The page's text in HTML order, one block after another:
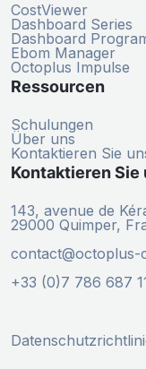
CostViewer
Dashboard Series
Dashboard
Ebom Manager
Octoplus Impulse
Ressourcen
Schulungen
Über uns
Kontaktieren Sie
Kontaktieren Sie
143, avenue de
29000 Quimper,
contact@octoplus-
+33 (0)7 786 687